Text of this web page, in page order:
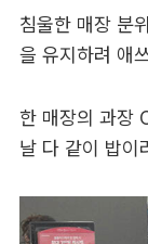
침울한 매장 분
을 유지하려 애
한 매장의 과장
날 다 같이 밥이